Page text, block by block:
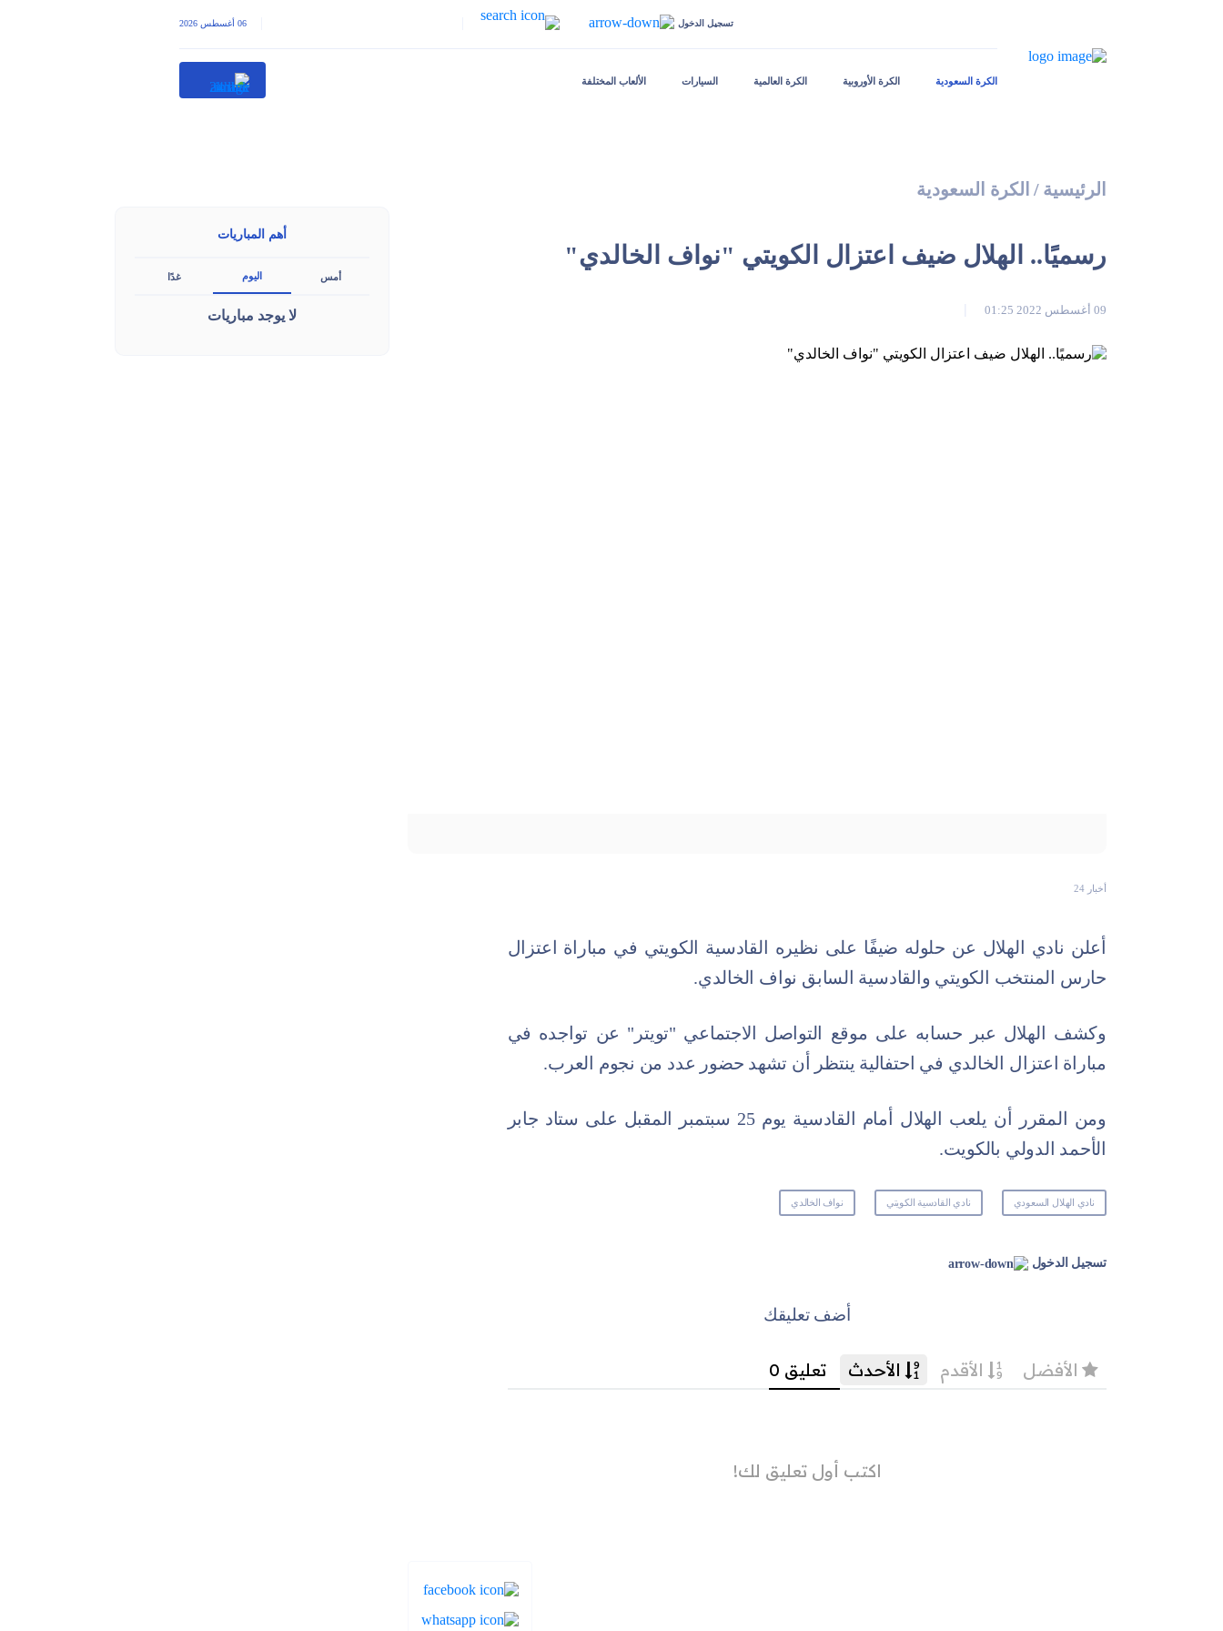
تسجيل الدخول 06 أغسطس 2026
الكرة السعودية الكرة الأوروبية الكرة العالمية السيارات الألعاب المختلفة
الرئيسية / الكرة السعودية
رسميًا.. الهلال ضيف اعتزال الكويتي "نواف الخالدي"
09 أغسطس 2022 01:25
أخبار 24
أعلن نادي الهلال عن حلوله ضيفًا على نظيره القادسية الكويتي في مباراة اعتزال
حارس المنتخب الكويتي والقادسية السابق نواف الخالدي.
وكشف الهلال عبر حسابه على موقع التواصل الاجتماعي "تويتر" عن تواجده في
مباراة اعتزال الخالدي في احتفالية ينتظر أن تشهد حضور عدد من نجوم العرب.
ومن المقرر أن يلعب الهلال أمام القادسية يوم 25 سبتمبر المقبل على ستاد جابر
الأحمد الدولي بالكويت.
نادي الهلال السعودي نادي القادسية الكويتي نواف الخالدي
تسجيل الدخول
أضف تعليقك
أهم المباريات
أمس اليوم غدًا
لا يوجد مباريات